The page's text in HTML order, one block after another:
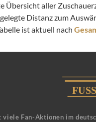
Übersicht aller
Distanz zum
ist aktuell nach
Fan-Aktionen im